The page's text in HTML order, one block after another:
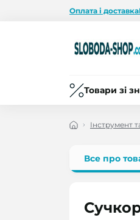
Оплата і доставка
Товари зі
Інструмент
Все про